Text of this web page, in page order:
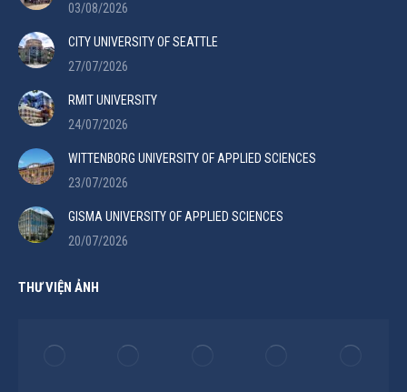
03/08/2026
CITY UNIVERSITY OF SEATTLE
27/07/2026
RMIT UNIVERSITY
24/07/2026
WITTENBORG UNIVERSITY OF APPLIED SCIENCES
23/07/2026
GISMA UNIVERSITY OF APPLIED SCIENCES
20/07/2026
THƯ VIỆN ẢNH